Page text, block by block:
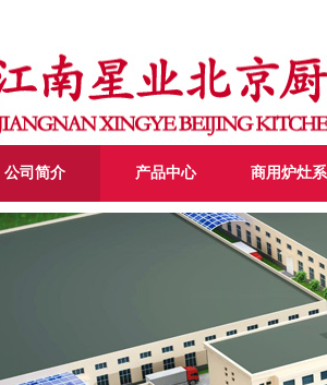
公司简介 产品中心 商用炉灶